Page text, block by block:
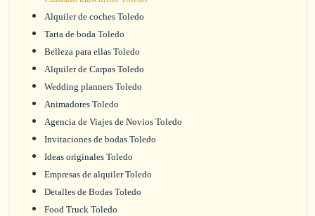
Alquiler de coches Toledo
Tarta de boda Toledo
Belleza para ellas Toledo
Alquiler de Carpas Toledo
Wedding planners Toledo
Animadores Toledo
Agencia de Viajes de Novios Toledo
Invitaciones de bodas Toledo
Ideas originales Toledo
Empresas de alquiler Toledo
Detalles de Bodas Toledo
Food Truck Toledo